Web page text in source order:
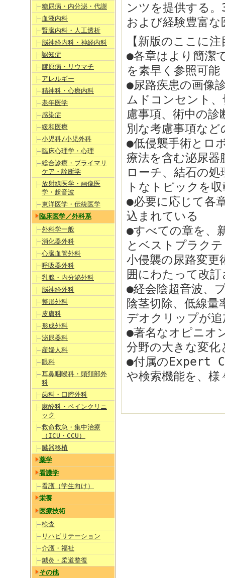
糖尿病・内分泌・代謝
血液内科
腎臓内科・人工透析
脳神経内科・神経内科
認知症
膠原病・リウマチ
アレルギー
精神科・心療内科
老年医学
感染症
緩和医療
小児科/小児外科
臨床心理学・心理
総合診療・プライマリ
ケア・診断学
放射線医学・画像医
学・超音波
東洋医学・伝統医学
臨床医学／外科系
外科学一般
消化器外科
心臓血管外科
呼吸器外科
乳腺・内分泌外科
脳神経外科
整形外科
皮膚科
形成外科
泌尿器科
産婦人科
眼科
耳鼻咽喉科・頭頚部外
科
歯科・口腔外科
麻酔科・ペインクリニ
ック
救命救急・集中治療
（ICU・CCU）
臓器移植
薬学
看護学
看護（学生向け）
栄養
医療技術
検査
リハビリテーション
介護・福祉
鍼灸・柔道整復
その他
ンツを提供する
および経験豊富
【新版のここに
●各章はより簡潔
を素早く参照可能
●尿路疾患の画像
ムドコンセント
慮事項、術中の
別な考慮事項な
●低侵襲手術とロ
療法を含む泌尿器
ローチ、結石の
トなトピックを収
●必要に応じて各
込まれている
●すべての章を、
とベストプラク
小侵襲の尿路変更
囲にわたって改
●経会陰超音波、
陰茎切除、低線
デオクリップが
●著名なオピニオ
分野の大きな変化
●付属のExpert
や検索機能を、